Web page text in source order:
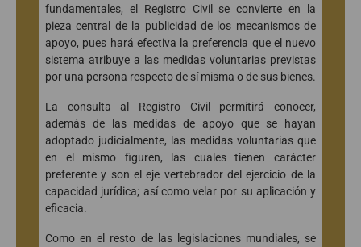
fundamentales, el Registro Civil se convierte en la
pieza central de la publicidad de los mecanismos de
apoyo, pues hará efectiva la preferencia que el nuevo
sistema atribuye a las medidas voluntarias previstas
por una persona respecto de sí misma o de sus bienes.
La consulta al Registro Civil permitirá conocer,
además de las medidas de apoyo que se hayan
adoptado judicialmente, las medidas voluntarias que
en el mismo figuren, las cuales tienen carácter
preferente y son el eje vertebrador del ejercicio de la
capacidad jurídica; así como velar por su aplicación y
eficacia.
Como en el resto de las legislaciones mundiales, se